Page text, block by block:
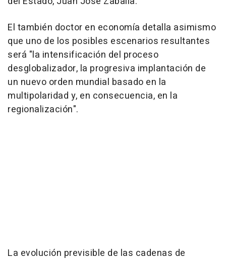
El también doctor en economía detalla asimismo
que uno de los posibles escenarios resultantes
será "la intensificación del proceso
desglobalizador, la progresiva implantación de
un nuevo orden mundial basado en la
multipolaridad y, en consecuencia, en la
regionalización".
La evolución previsible de las cadenas de